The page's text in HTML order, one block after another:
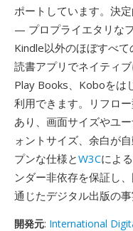
ポートしています。決
— プロプライエタリな
Kindle以外のほぼすべて
読書アプリでネイティ
Play Books、Koboをは
利用できます。リフロ
あり、画面サイズやユ
ォントサイズ、余白が
プンな仕様とW3Cによ
ンダー非依存を保証し
通じたデジタル出版の
開発元: International